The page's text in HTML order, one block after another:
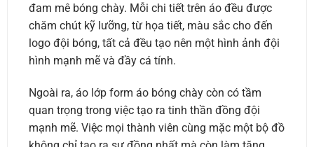
đam mê bóng chày. Mỗi chi tiết trên áo đều được
chăm chút kỹ lưỡng, từ họa tiết, màu sắc cho đến
logo đội bóng, tất cả đều tạo nên một hình ảnh đội
hình mạnh mẽ và đầy cá tính.
Ngoài ra, áo lớp form áo bóng chày còn có tầm
quan trọng trong việc tạo ra tinh thần đồng đội
mạnh mẽ. Việc mọi thành viên cùng mặc một bộ đồ